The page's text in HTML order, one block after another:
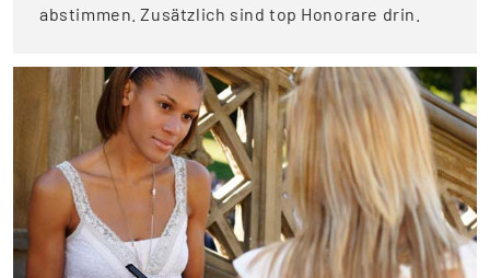
abstimmen. Zusätzlich sind top Honorare drin.